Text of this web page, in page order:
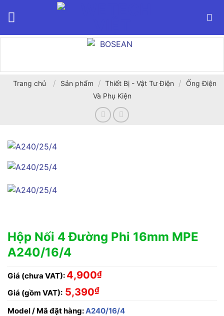
Trang chủ / Sản phẩm / Thiết Bị - Vật Tư Điện /
Ống Điện
Và Phụ Kiện
Hộp Nối 4 Đường Phi 16mm MPE
A240/16/4
Giá (chưa VAT): 4,900₫
Giá (gồm VAT): 5,390₫
Model / Mã đặt hàng:A240/16/4